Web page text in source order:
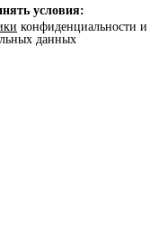
условия:
конфиденциальности и
данных